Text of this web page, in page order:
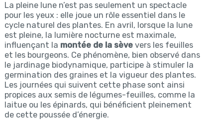
La pleine lune n’est pas seulement un spectacle
pour les yeux : elle joue un rôle essentiel dans le
cycle naturel des plantes. En avril, lorsque la lune
est pleine, la lumière nocturne est maximale,
influençant la montée de la sèvevers les feuilles
et les bourgeons. Ce phénomène, bien observé dans
le jardinage biodynamique, participe à stimuler la
germination des graines et la vigueur des plantes.
Les journées qui suivent cette phase sont ainsi
propices aux semis de légumes-feuilles, comme la
laitue ou les épinards, qui bénéficient pleinement
de cette poussée d’énergie.